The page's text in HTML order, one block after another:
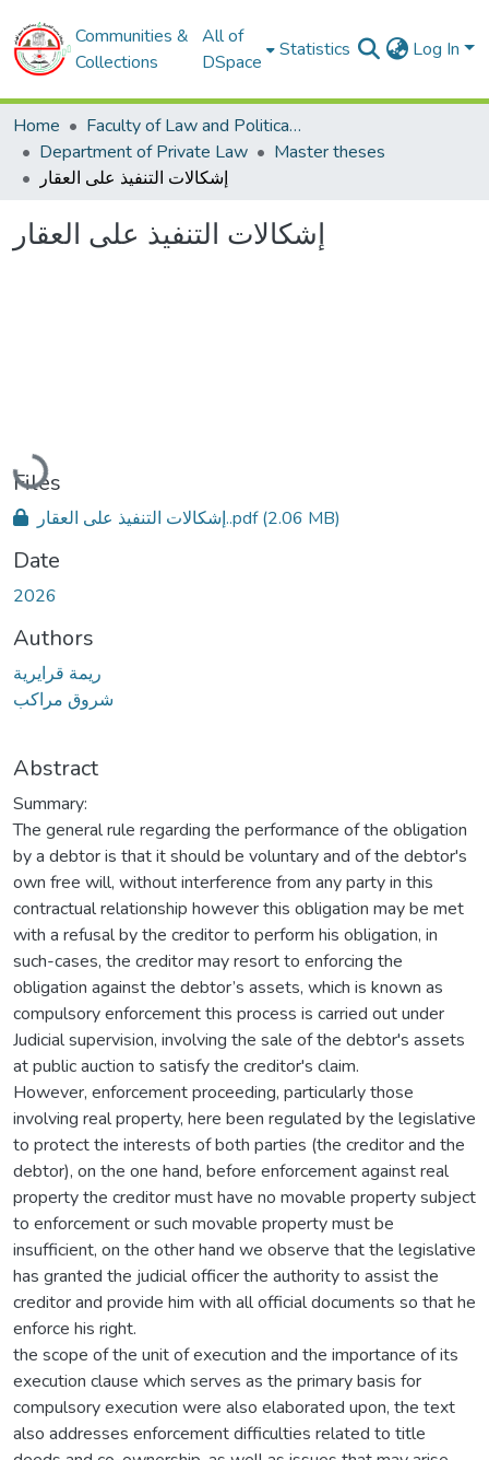
Communities &
Collections
All of
DSpace
Statistics Log In
Home
Faculty of Law and Political Sciences
Department of Private Law
Master theses
إشكالات التنفيذ على العقار
إشكالات التنفيذ على العقار
Loading...
Files
إشكالات التنفيذ على العقار..pdf(2.06 MB)
Date
2026
Authors
ريمة قرايرية
شروق مراكب
Abstract
Summary:
The general rule regarding the performance of the obligation
by a debtor is that it should be voluntary and of the debtor's
own free will, without interference from any party in this
contractual relationship however this obligation may be met
with a refusal by the creditor to perform his obligation, in
such-cases, the creditor may resort to enforcing the
obligation against the debtor’s assets, which is known as
compulsory enforcement this process is carried out under
Judicial supervision, involving the sale of the debtor's assets
at public auction to satisfy the creditor's claim.
However, enforcement proceeding, particularly those
involving real property, here been regulated by the legislative
to protect the interests of both parties (the creditor and the
debtor), on the one hand, before enforcement against real
property the creditor must have no movable property subject
to enforcement or such movable property must be
insufficient, on the other hand we observe that the legislative
has granted the judicial officer the authority to assist the
creditor and provide him with all official documents so that he
enforce his right.
the scope of the unit of execution and the importance of its
execution clause which serves as the primary basis for
compulsory execution were also elaborated upon, the text
also addresses enforcement difficulties related to title